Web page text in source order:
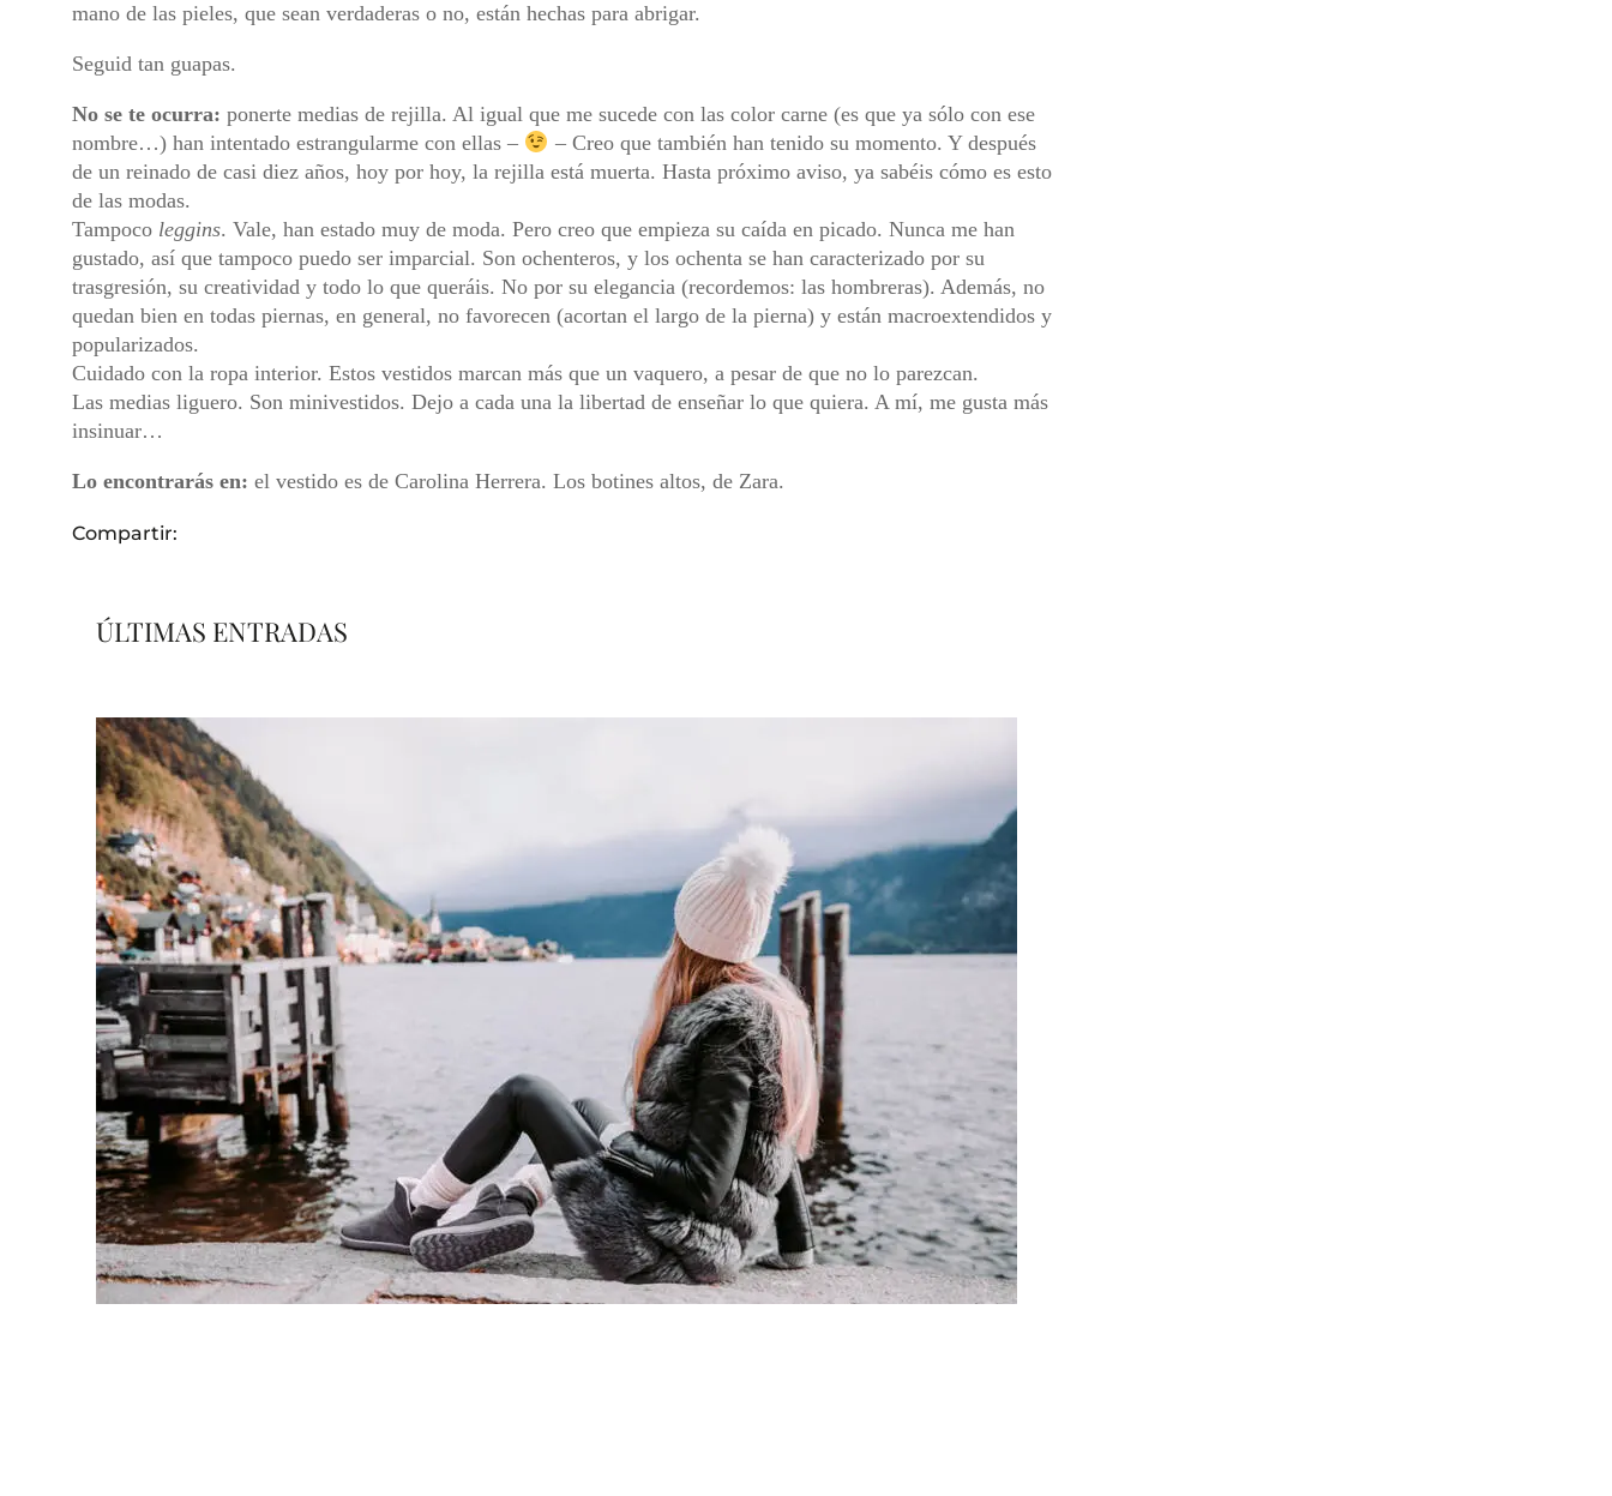
mano de las pieles, que sean verdaderas o no, están hechas para abrigar.
Seguid tan guapas.
No se te ocurra: ponerte medias de rejilla. Al igual que me sucede con las color carne (es que ya sólo con ese
nombre…) han intentado estrangularme con ellas –
– Creo que también han tenido su momento. Y después
de un reinado de casi diez años, hoy por hoy, la rejilla está muerta. Hasta próximo aviso, ya sabéis cómo es esto
de las modas.
Tampoco leggins. Vale, han estado muy de moda. Pero creo que empieza su caída en picado. Nunca me han
gustado, así que tampoco puedo ser imparcial. Son ochenteros, y los ochenta se han caracterizado por su
trasgresión, su creatividad y todo lo que queráis. No por su elegancia (recordemos: las hombreras). Además, no
quedan bien en todas piernas, en general, no favorecen (acortan el largo de la pierna) y están macroextendidos y
popularizados.
Cuidado con la ropa interior. Estos vestidos marcan más que un vaquero, a pesar de que no lo parezcan.
Las medias liguero. Son minivestidos. Dejo a cada una la libertad de enseñar lo que quiera. A mí, me gusta más
insinuar…
Lo encontrarás en: el vestido es de Carolina Herrera. Los botines altos, de Zara.
Compartir:
ÚLTIMAS ENTRADAS